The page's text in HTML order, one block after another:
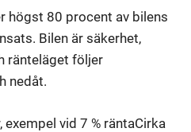
högst 80 procent av bilens
Bilen är säkerhet,
ränteläget följer
nedåt.
vid 7 % räntaCirka